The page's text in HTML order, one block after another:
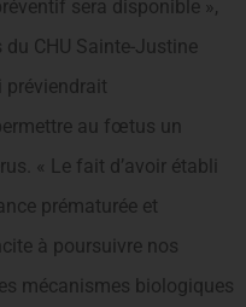
sera disponible »,
du CHU Sainte-Justine
au fœtus un
« Le fait d’avoir établi
prématurée et
à poursuivre nos
mécanismes biologiques